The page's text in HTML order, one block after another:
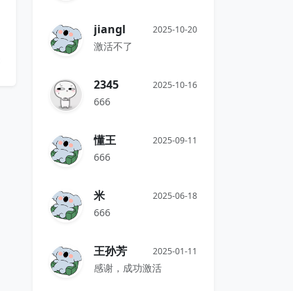
jiangl 2025-10-20
激活不了
2345 2025-10-16
666
懂王 2025-09-11
666
米 2025-06-18
666
王孙芳 2025-01-11
感谢，成功激活